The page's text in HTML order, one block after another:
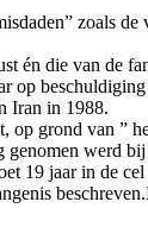
zoals
én die van de
Iran in 1988.
grond van ”
genomen werd
19 jaar in de